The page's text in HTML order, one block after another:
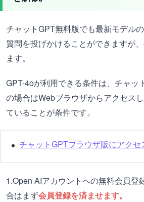
チャットGPT無料版でも最新モデル
質問を投げかけることができますが
ます。
GPT-4oが利用できる条件は、チャッ
の場合はWebブラウザからアクセス
ていることが条件です。
チャットGPTブラウザ版にアクセ
1.Open AIアカウントへの無料会員登
合はまず会員登録を済ませます。